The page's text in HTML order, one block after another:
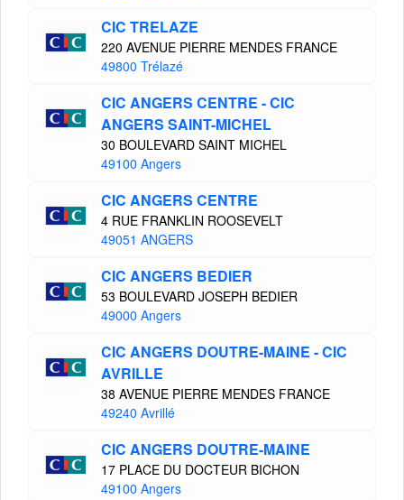
CIC TRELAZE
220 AVENUE PIERRE MENDES FRANCE
49800 Trélazé
CIC ANGERS CENTRE - CIC
ANGERS SAINT-MICHEL
30 BOULEVARD SAINT MICHEL
49100 Angers
CIC ANGERS CENTRE
4 RUE FRANKLIN ROOSEVELT
49051 ANGERS
CIC ANGERS BEDIER
53 BOULEVARD JOSEPH BEDIER
49000 Angers
CIC ANGERS DOUTRE-MAINE - CIC
AVRILLE
38 AVENUE PIERRE MENDES FRANCE
49240 Avrillé
CIC ANGERS DOUTRE-MAINE
17 PLACE DU DOCTEUR BICHON
49100 Angers